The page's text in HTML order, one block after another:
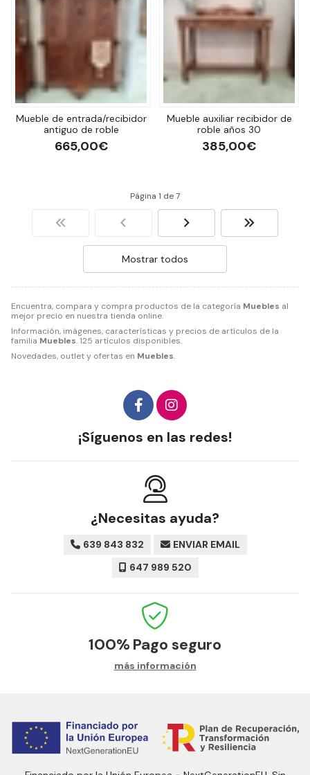
Encuentra, compara y compra productos de la categoría Muebles al
mejor precio en nuestra tienda online.
Información, imágenes, características y precios de artículos de la
familia Muebles. 125 artículos disponibles.
Novedades, outlet y ofertas en Muebles.
Mueble de entrada/recibidor
antiguo de roble
665,00€
Mueble auxiliar recibidor de
roble años 30
385,00€
Página 1 de 7
Mostrar todos
¡Síguenos en las redes!
¿Necesitas ayuda?
639 843 832
ENVIAR EMAIL
647 989 520
100% Pago seguro
más información